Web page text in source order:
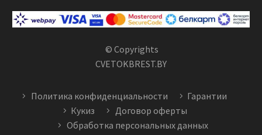
© Copyrights
CVETOKBREST.BY
Политика конфиденциальности
Гарантии
Кукиз
Договор оферты
Обработка персональных данных